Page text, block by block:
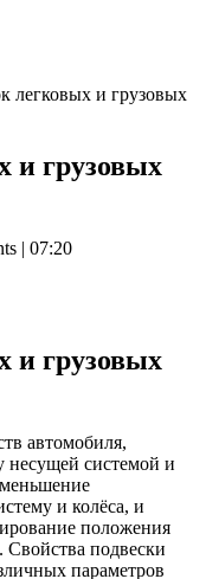
легковых и грузовых
и грузовых
| 07:20
и грузовых
автомобиля,
несущей системой и
и колёса, и
положения
Свойства подвески
параметров